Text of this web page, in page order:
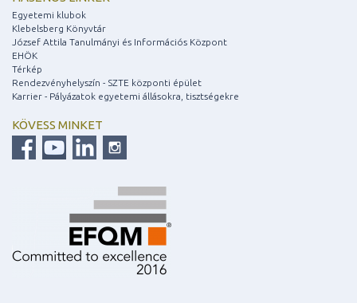
Egyetemi klubok
Klebelsberg Könyvtár
József Attila Tanulmányi és Információs Központ
EHÖK
Térkép
Rendezvényhelyszín - SZTE központi épület
Karrier - Pályázatok egyetemi állásokra, tisztségekre
KÖVESS MINKET